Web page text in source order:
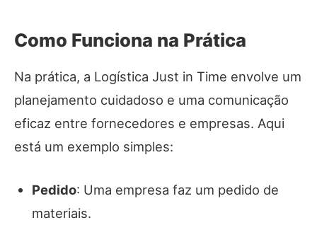
Como Funciona na Prática
Na prática, a Logística Just in Time envolve um
planejamento cuidadoso e uma comunicação
eficaz entre fornecedores e empresas. Aqui
está um exemplo simples:
Pedido: Uma empresa faz um pedido de
materiais.